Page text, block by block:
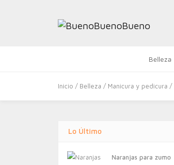
Belleza
Inicio / Belleza / Manicura y pedicura /
Lo Último
Naranjas para zumo